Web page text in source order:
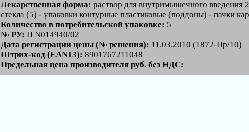
Лекарственная форма: раствор для внутримышечного введения
стекла (5) - упаковки контурные пластиковые (поддоны) - пачки
Количество в потребительской упаковке: 5
№ РУ: П N014940/02
Дата регистрации цены (№ решения): 11.03.2010 (1872-Пр/10)
Штрих-код (EAN13): 8901767211048
Предельная цена производителя руб. без НДС: